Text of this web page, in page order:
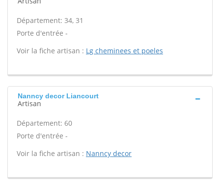
Département: 34, 31
Porte d'entrée -
Voir la fiche artisan : Lg cheminees et poeles
Nanncy decor Liancourt
Artisan
Département: 60
Porte d'entrée -
Voir la fiche artisan : Nanncy decor